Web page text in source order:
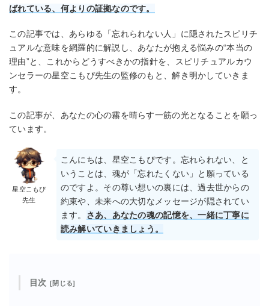
ばれている、何よりの証拠なのです。
この記事では、あらゆる「忘れられない人」に隠されたスピリチ
ュアルな意味を網羅的に解説し、あなたが抱える悩みの“本当の
理由”と、これからどうすべきかの指針を、スピリチュアルカウ
ンセラーの星空こもぴ先生の監修のもと、解き明かしていきま
す。
この記事が、あなたの心の霧を晴らす一筋の光となることを願っ
ています。
星空こもぴ
先生
こんにちは、星空こもぴです。忘れられない、と
いうことは、魂が「忘れたくない」と願っている
のですよ。その尊い想いの裏には、過去世からの
約束や、未来への大切なメッセージが隠されてい
ます。 さあ、あなたの魂の記憶を、一緒に丁寧に
読み解いていきましょう。
目次